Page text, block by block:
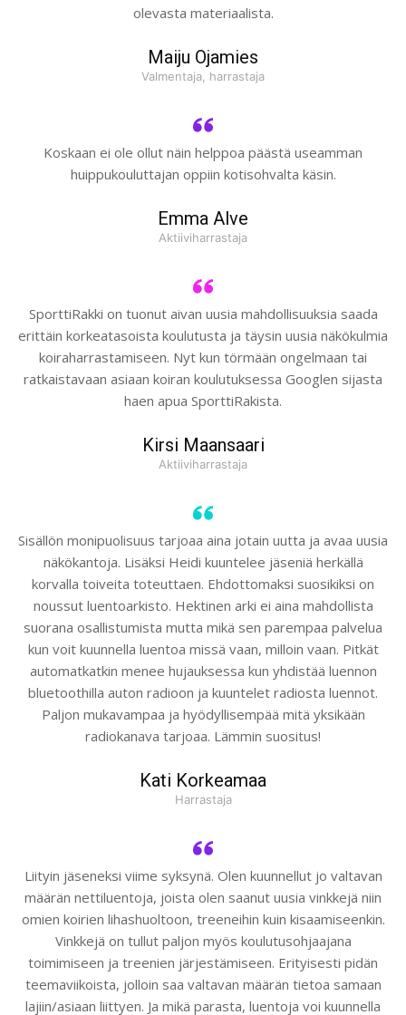
olevasta materiaalista.
Maiju Ojamies
Valmentaja, harrastaja
Koskaan ei ole ollut näin helppoa päästä useamman
huippukouluttajan oppiin kotisohvalta käsin.
Emma Alve
Aktiiviharrastaja
SporttiRakki on tuonut aivan uusia mahdollisuuksia saada
erittäin korkeatasoista koulutusta ja täysin uusia näkökulmia
koiraharrastamiseen. Nyt kun törmään ongelmaan tai
ratkaistavaan asiaan koiran koulutuksessa Googlen sijasta
haen apua SporttiRakista.
Kirsi Maansaari
Aktiiviharrastaja
Sisällön monipuolisuus tarjoaa aina jotain uutta ja avaa uusia
näkökantoja. Lisäksi Heidi kuuntelee jäseniä herkällä
korvalla toiveita toteuttaen. Ehdottomaksi suosikiksi on
noussut luentoarkisto. Hektinen arki ei aina mahdollista
suorana osallistumista mutta mikä sen parempaa palvelua
kun voit kuunnella luentoa missä vaan, milloin vaan. Pitkät
automatkatkin menee hujauksessa kun yhdistää luennon
bluetoothilla auton radioon ja kuuntelet radiosta luennot.
Paljon mukavampaa ja hyödyllisempää mitä yksikään
radiokanava tarjoaa. Lämmin suositus!
Kati Korkeamaa
Harrastaja
Liityin jäseneksi viime syksynä. Olen kuunnellut jo valtavan
määrän nettiluentoja, joista olen saanut uusia vinkkejä niin
omien koirien lihashuoltoon, treeneihin kuin kisaamiseenkin.
Vinkkejä on tullut paljon myös koulutusohjaajana
toimimiseen ja treenien järjestämiseen. Erityisesti pidän
teemaviikoista, jolloin saa valtavan määrän tietoa samaan
lajiin/asiaan liittyen. Ja mikä parasta, luentoja voi kuunnella